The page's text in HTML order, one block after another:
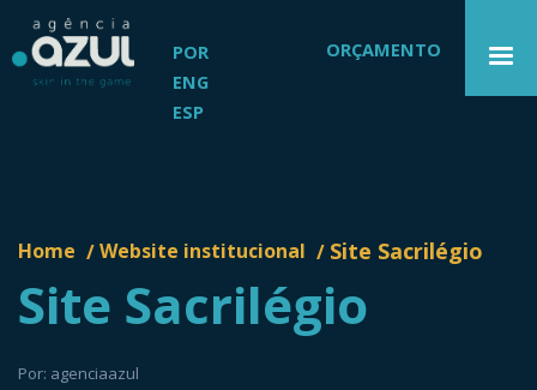
POR
ENG
ESP
ORÇAMENTO
Home /Website institucional / Site Sacrilégio
Site Sacrilégio
Por: agenciaazul